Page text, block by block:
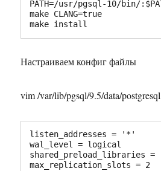
PATH=/usr/pgsql-10/bin/
make CLANG=true
make install
Настраиваем конфиг файлы
vim /var/lib/pgsql/9.5/data/
listen_addresses = '*'
wal_level = logical
shared_preload_libraries
max_replication_slots = 2		        # или больше